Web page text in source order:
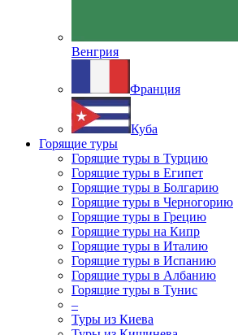
Венгрия
Франция
Куба
Горящие туры
Горящие туры в Турцию
Горящие туры в Египет
Горящие туры в Болгарию
Горящие туры в Черногорию
Горящие туры в Грецию
Горящие туры на Кипр
Горящие туры в Италию
Горящие туры в Испанию
Горящие туры в Албанию
Горящие туры в Тунис
–
Туры из Киева